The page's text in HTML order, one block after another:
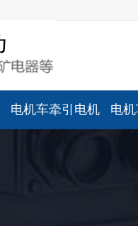
电机车牵引电机 电